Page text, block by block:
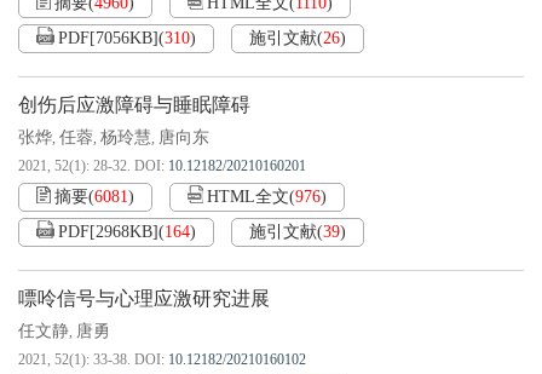
PDF[7056KB](310) 施引文献(26)
创伤后应激障碍与睡眠障碍
张烨, 任蓉, 杨玲慧, 唐向东
2021, 52(1): 28-32. DOI: 10.12182/20210160201
摘要(6081) HTML全文(976)
PDF[2968KB](164) 施引文献(39)
嘌呤信号与心理应激研究进展
任文静, 唐勇
2021, 52(1): 33-38. DOI: 10.12182/20210160102